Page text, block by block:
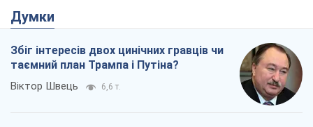
Думки
Збіг інтересів двох цинічних гравців чи
таємний план Трампа і Путіна?
Віктор Швець 6,6 т.